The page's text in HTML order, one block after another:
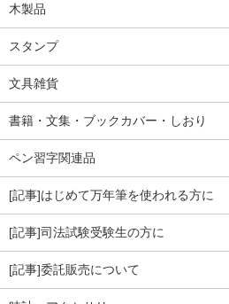
木製品
スタンプ
文具雑貨
書籍・文集・ブックカバー・しおり
ペン習字関連品
[記事]はじめて万年筆を使われる方に
[記事]司法試験受験生の方に
[記事]委託販売について